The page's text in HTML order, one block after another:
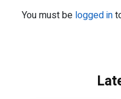
You must be logged in